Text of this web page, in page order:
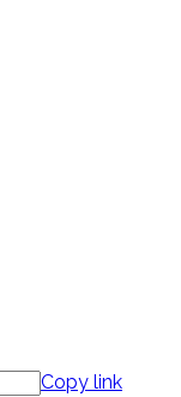
Copy link